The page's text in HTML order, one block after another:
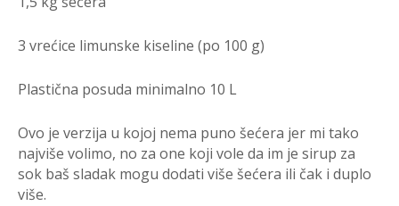
3 vrećice limunske kiseline (po 100 g)
Plastična posuda minimalno 10 L
Ovo je verzija u kojoj nema puno šećera jer mi tako
najviše volimo, no za one koji vole da im je sirup za
sok baš sladak mogu dodati više šećera ili čak i duplo
više.